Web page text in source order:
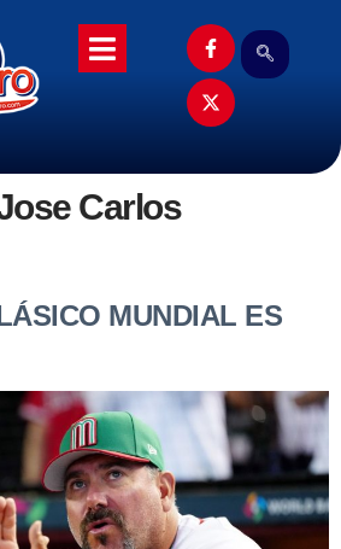
Carlos
MUNDIAL ES